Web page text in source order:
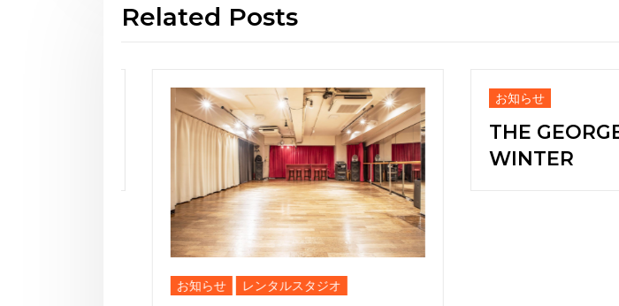
Related Posts
レンタルスタジオ
お知らせ
THE GEORGE’S SHOW
WINTER